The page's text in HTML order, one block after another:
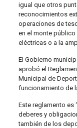
igual que otros
reconocimientos
operaciones de
en el monte
eléctricas o a la
El Gobierno
aprobó el
Municipal de
funcionamiento de
Este reglamento es
deberes y
también de los